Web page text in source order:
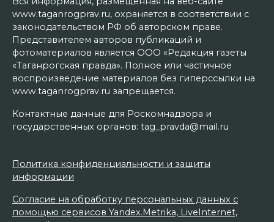
www.taganrogprav.ru, охраняется в соответствии с
законодательством РФ об авторском праве.
Представителем авторов публикаций и
фотоматериалов является ООО «Редакция газеты
«Таганрогская правда». Полное или частичное
воспроизведение материалов без гиперссылки на
www.taganrogprav.ru запрещается.
Контактные данные для Роскомнадзора и
государственных органов: tag_pravda@mail.ru
Политика конфиденциальности и защиты
информации
Согласие на обработку персональных данных с
помощью сервисов Yandex.Metrika, LiveInternet,